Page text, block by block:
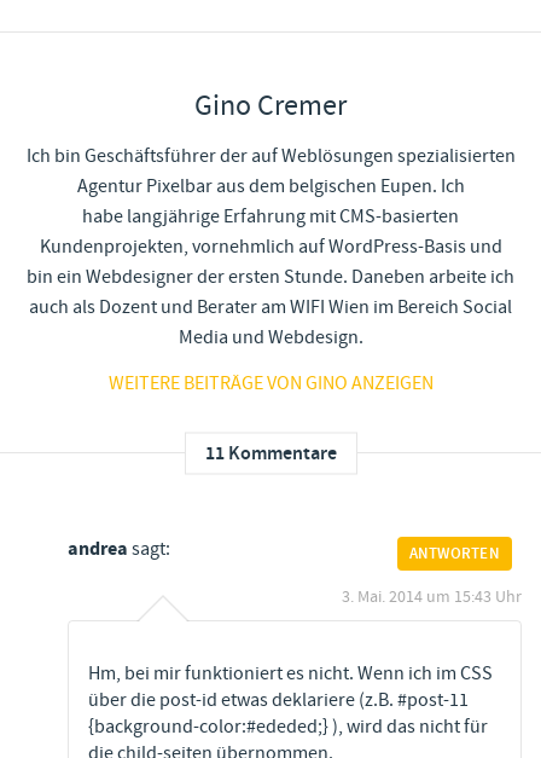
Gino Cremer
Ich bin Geschäftsführer der auf Weblösungen spezialisierten
Agentur Pixelbar aus dem belgischen Eupen. Ich
habe langjährige Erfahrung mit CMS-basierten
Kundenprojekten, vornehmlich auf WordPress-Basis und
bin ein Webdesigner der ersten Stunde. Daneben arbeite ich
auch als Dozent und Berater am WIFI Wien im Bereich Social
Media und Webdesign.
WEITERE BEITRÄGE VON GINO ANZEIGEN
11 Kommentare
andrea sagt:
3. Mai. 2014 um 15:43 Uhr
Hm, bei mir funktioniert es nicht. Wenn ich im CSS
über die post-id etwas deklariere (z.B. #post-11
{background-color:#ededed;} ), wird das nicht für
ANTWORTEN